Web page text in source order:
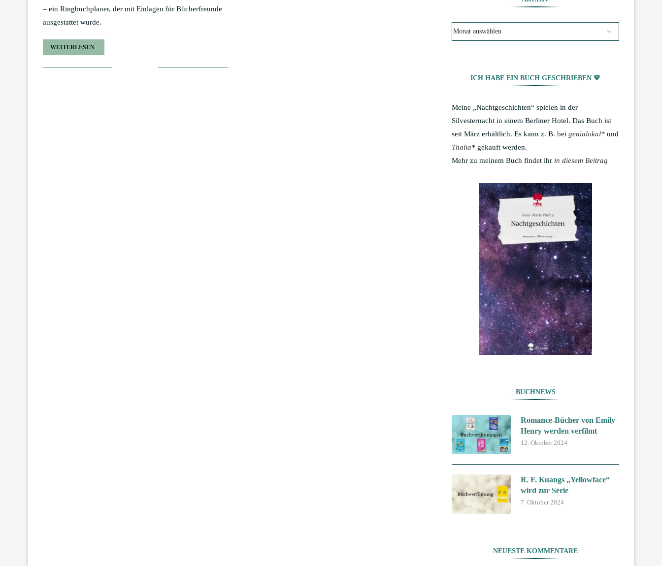
– ein Ringbuchplaner, der mit Einlagen für Bücherfreunde
ausgestattet wurde.
WEITERLESEN
ICH HABE EIN BUCH GESCHRIEBEN 💙
Meine „Nachtgeschichten“ spielen in der
Silvesternacht in einem Berliner Hotel. Das Buch ist
seit März erhältlich. Es kann z. B. bei genialokal* und
Thalia* gekauft werden.
Mehr zu meinem Buch findet ihr in diesem Beitrag
BUCHNEWS
Romance-Bücher von Emily
Henry werden verfilmt
12. Oktober 2024
R. F. Kuangs „Yellowface“
wird zur Serie
7. Oktober 2024
NEUESTE KOMMENTARE